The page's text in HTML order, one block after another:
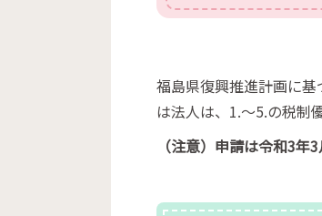
福島県復興推進計画に
は法人は、1.～5.の税制
（注意）申請は令和3年